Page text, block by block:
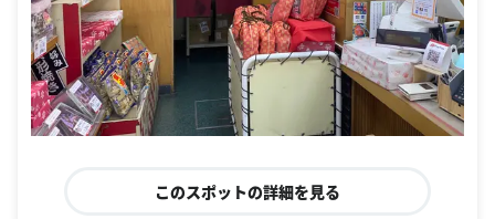
このスポットの詳細を見る